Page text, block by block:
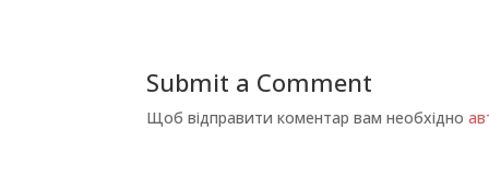
Submit a Comment
Щоб відправити коментар вам необхідно